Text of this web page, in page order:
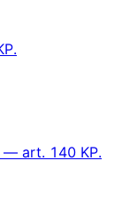
— art. 140 KP.